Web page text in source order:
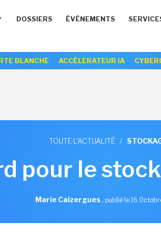
DOSSIERS ÉVÉNEMENTS
BLANCHE ACCÉLERATEUR IA
TOUTE L'ACTUALITÉ /
pour le
Marie Caizergues, publié le 16